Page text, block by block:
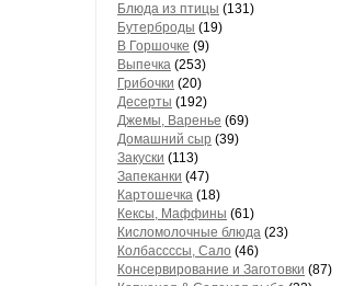
Блюда из птицы (131)
Бутерброды (19)
В Горшочке (9)
Выпечка (253)
Грибочки (20)
Десерты (192)
Джемы, Варенье (69)
Домашний сыр (39)
Закуски (113)
Запеканки (47)
Картошечка (18)
Кексы, Маффины (61)
Кисломолочные блюда (23)
Колбассссы, Сало (46)
Консервирование и Заготовки (87)